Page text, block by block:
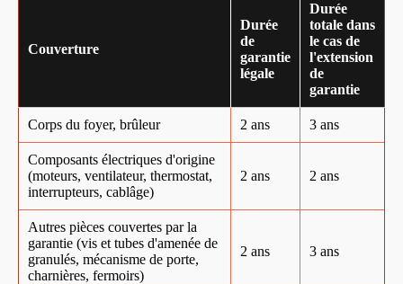
Couverture
Durée
de
garantie
légale
Durée
totale dans
le cas de
l'extension
de
garantie
Corps du foyer, brûleur 2 ans 3 ans
Composants électriques d'origine
(moteurs, ventilateur, thermostat,
interrupteurs, cablâge)
2 ans 2 ans
Autres pièces couvertes par la
garantie (vis et tubes d'amenée de
granulés, mécanisme de porte,
charnières, fermoirs)
2 ans 3 ans